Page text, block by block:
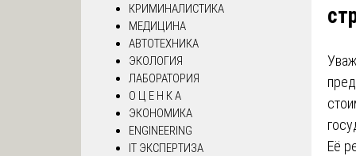
Её
КРИМИНАЛИСТИКА
МЕДИЦИНА
АВТОТЕХНИКА
ЭКОЛОГИЯ
ЛАБОРАТОРИЯ
О Ц Е Н К А
ЭКОНОМИКА
ENGINEERING
IT ЭКСПЕРТИЗА